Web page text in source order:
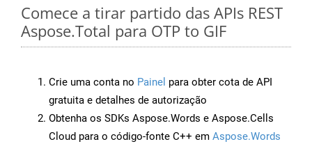
Comece a tirar partido das APIs REST
Aspose.Total para OTP to GIF
Crie uma conta no Painel para obter cota de API
gratuita e detalhes de autorização
Obtenha os SDKs Aspose.Words e Aspose.Cells
Cloud para o código-fonte C++ em Aspose.Words